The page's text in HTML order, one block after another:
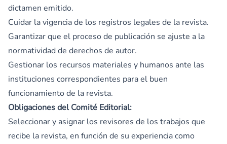
dictamen emitido.
Cuidar la vigencia de los registros legales de la revista.
Garantizar que el proceso de publicación se ajuste a la
normatividad de derechos de autor.
Gestionar los recursos materiales y humanos ante las
instituciones correspondientes para el buen
funcionamiento de la revista.
Obligaciones del Comité Editorial:
Seleccionar y asignar los revisores de los trabajos que
recibe la revista, en función de su experiencia como